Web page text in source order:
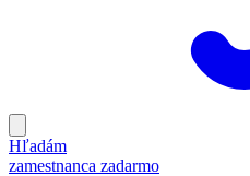
Hľadám
zamestnanca zadarmo